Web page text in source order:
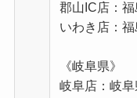
郡山IC店：
いわき店：
《岐阜県》
岐阜店：岐